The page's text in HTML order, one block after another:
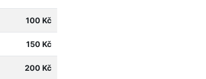
100 Kč
150 Kč
200 Kč